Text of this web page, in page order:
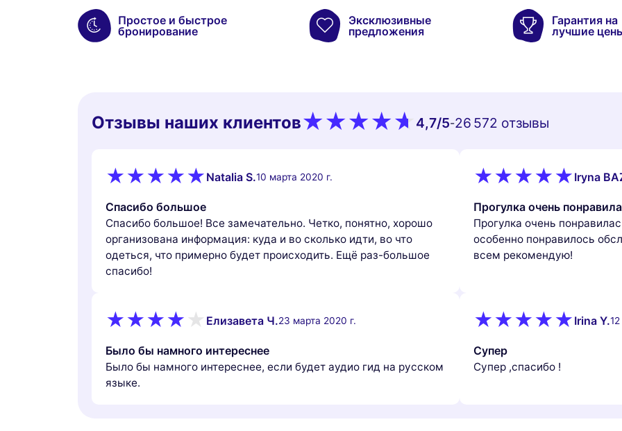
Простое и быстрое
бронирование
Эксклюзивные
предложения
Гарантия на
лучшие
Отзывы наших клиентов 4,7/5-26 572 oтзывы
Natalia S.10 марта 2020 г.
Спасибо большое
Спасибо большое! Все замечательно. Четко, понятно, хорошо
организована информация: куда и во сколько идти, во что
одеться, что примерно будет происходить. Ещё раз-большое
спасибо!
Iryna
Прогулка очень
Прогулка очень
особенно понравилось
всем рекомендую!
Елизавета Ч.23 марта 2020 г.
Было бы намного интереснее
Было бы намного интереснее, если будет аудио гид на русском
языке.
Irina Y.
Супер
Супер ,спасибо !